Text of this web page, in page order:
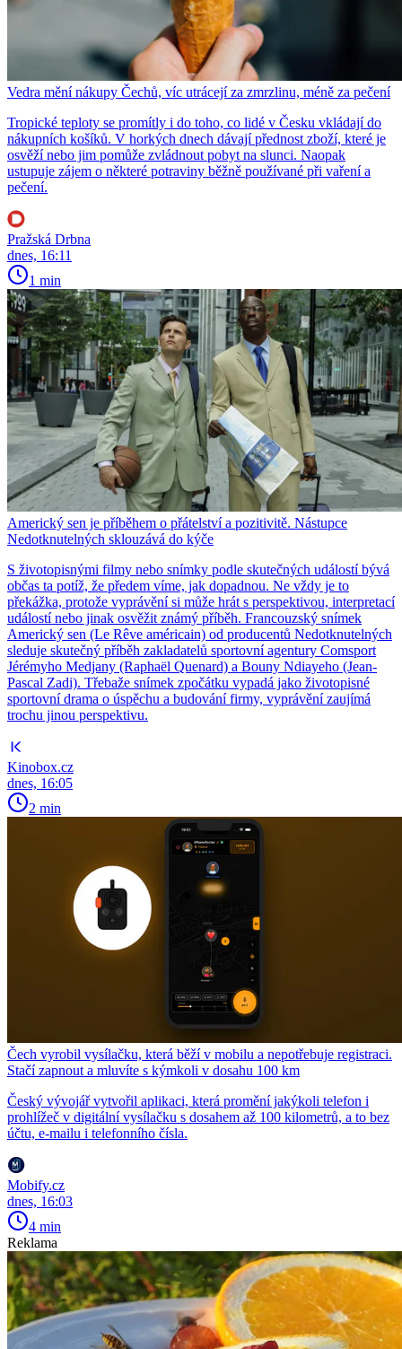
Vedra mění nákupy Čechů, víc utrácejí za zmrzlinu, méně za pečení
Tropické teploty se promítly i do toho, co lidé v Česku vkládají do
nákupních košíků. V horkých dnech dávají přednost zboží, které je
osvěží nebo jim pomůže zvládnout pobyt na slunci. Naopak
ustupuje zájem o některé potraviny běžně používané při vaření a
pečení.
Pražská Drbna
dnes, 16:11
1 min
Americký sen je příběhem o přátelství a pozitivitě. Nástupce
Nedotknutelných sklouzává do kýče
S životopisnými filmy nebo snímky podle skutečných událostí bývá
občas ta potíž, že předem víme, jak dopadnou. Ne vždy je to
překážka, protože vyprávění si může hrát s perspektivou, interpretací
událostí nebo jinak osvěžit známý příběh. Francouzský snímek
Americký sen (Le Rêve américain) od producentů Nedotknutelných
sleduje skutečný příběh zakladatelů sportovní agentury Comsport
Jérémyho Medjany (Raphaël Quenard) a Bouny Ndiayeho (Jean-
Pascal Zadi). Třebaže snímek zpočátku vypadá jako životopisné
sportovní drama o úspěchu a budování firmy, vyprávění zaujímá
trochu jinou perspektivu.
Kinobox.cz
dnes, 16:05
2 min
Čech vyrobil vysílačku, která běží v mobilu a nepotřebuje registraci.
Stačí zapnout a mluvíte s kýmkoli v dosahu 100 km
Český vývojář vytvořil aplikaci, která promění jakýkoli telefon i
prohlížeč v digitální vysílačku s dosahem až 100 kilometrů, a to bez
účtu, e-mailu i telefonního čísla.
Mobify.cz
dnes, 16:03
4 min
Reklama